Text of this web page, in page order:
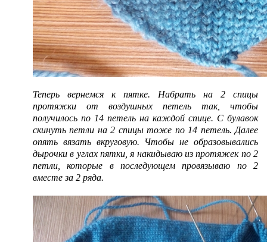
Теперь вернемся к пятке. Набрать на 2 спицы
протяжки от воздушных петель так, чтобы
получилось по 14 петель на каждой спице. С булавок
скинуть петли на 2 спицы тоже по 14 петель. Далее
опять вязать вкруговую. Чтобы не образовывались
дырочки в углах пятки, я накидываю из протяжек по 2
петли, которые в последующем провязываю по 2
вместе за 2 ряда.